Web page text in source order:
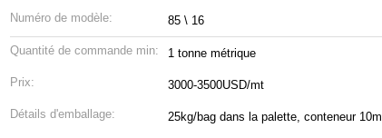
Numéro de modèle: 85 \ 16
Quantité de commande min: 1 tonne métrique
Prix: 3000-3500USD/mt
Détails d'emballage: 25kg/bag dans la palette, conteneur